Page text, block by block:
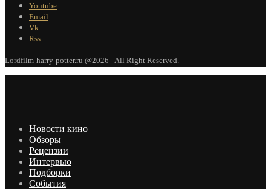
Youtube
Email
Vk
Rss
Lordfilm-harry-potter.ru @2026 - All Right Reserved.
Новости кино
Обзоры
Рецензии
Интервью
Подборки
События